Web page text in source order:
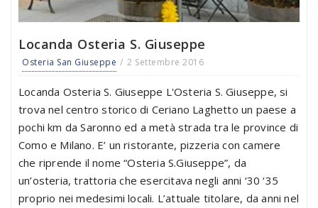
Locanda Osteria S. Giuseppe
Osteria San Giuseppe 2 Settembre 2016
Locanda Osteria S. Giuseppe L'Osteria S. Giuseppe, si
trova nel centro storico di Ceriano Laghetto un paese a
pochi km da Saronno ed a metà strada tra le province di
Como e Milano. E’ un ristorante, pizzeria con camere
che riprende il nome “Osteria S.Giuseppe”, da
un’osteria, trattoria che esercitava negli anni ‘30 ‘35
proprio nei medesimi locali. L’attuale titolare, da anni nel